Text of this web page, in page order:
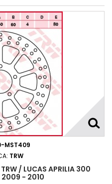
2012
2012 - 2012
2011
MST409
TRW
/ LUCAS APRILIA 300
2009 - 2010